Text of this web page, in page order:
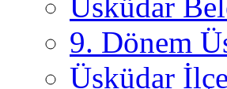
Üsküdar
9. Dönem
Üsküdar